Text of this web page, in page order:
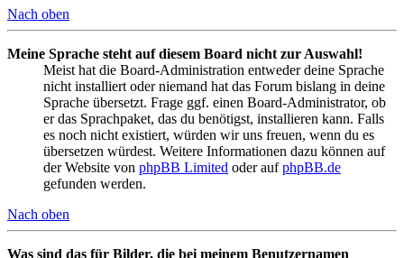
Nach oben
Meine Sprache steht auf diesem Board nicht zur Auswahl!
Meist hat die Board-Administration entweder deine Sprache
nicht installiert oder niemand hat das Forum bislang in deine
Sprache übersetzt. Frage ggf. einen Board-Administrator, ob
er das Sprachpaket, das du benötigst, installieren kann. Falls
es noch nicht existiert, würden wir uns freuen, wenn du es
übersetzen würdest. Weitere Informationen dazu können auf
der Website von phpBB Limited oder aufphpBB.de
gefunden werden.
Nach oben
Was sind das für Bilder, die bei meinem Benutzernamen